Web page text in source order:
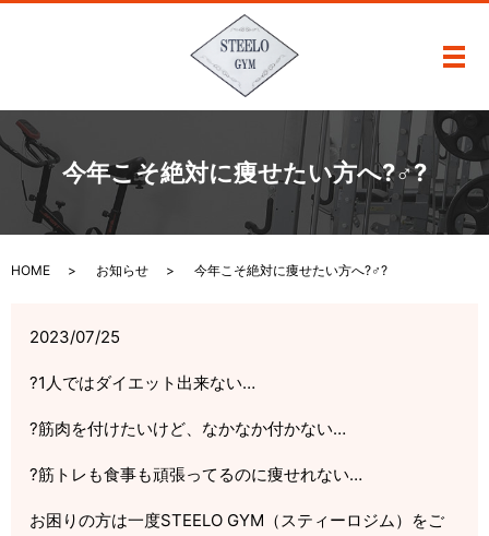
メ
今年こそ絶対に痩せたい方へ?‍♂️?
HOME お知らせ 今年こそ絶対に痩せたい方へ?‍♂️?
2023/07/25
?1 人ではダイエット出来ない…
?筋肉を付けたいけど、なかなか付かない…
?筋トレも食事も頑張ってるのに痩せれない…
お困りの方は一度STEELO GYM （スティーロジム）をご